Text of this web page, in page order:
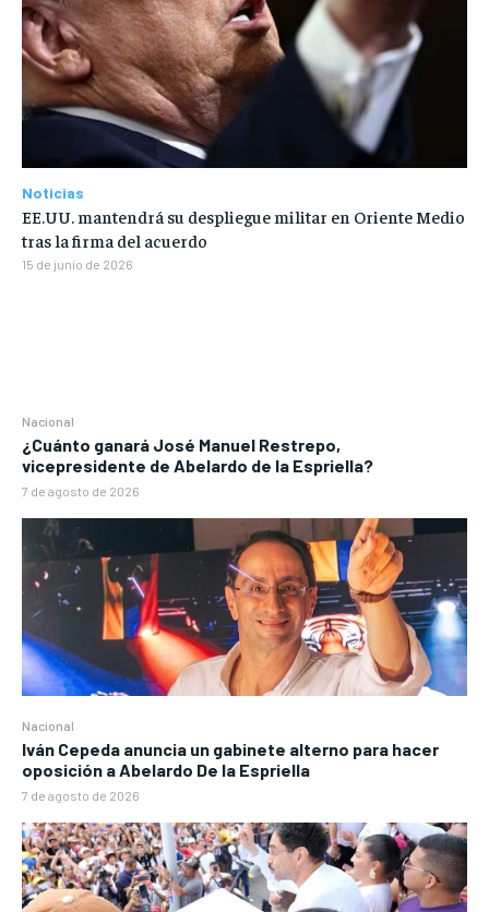
Nacional
¿Cuánto ganará José Manuel Restrepo,
vicepresidente de Abelardo de la Espriella?
7 de agosto de 2026
Nacional
Iván Cepeda anuncia un gabinete alterno para hacer
oposición a Abelardo De la Espriella
7 de agosto de 2026
Noticias
EE.UU. mantendrá su despliegue militar en Oriente Medio
tras la firma del acuerdo
15 de junio de 2026